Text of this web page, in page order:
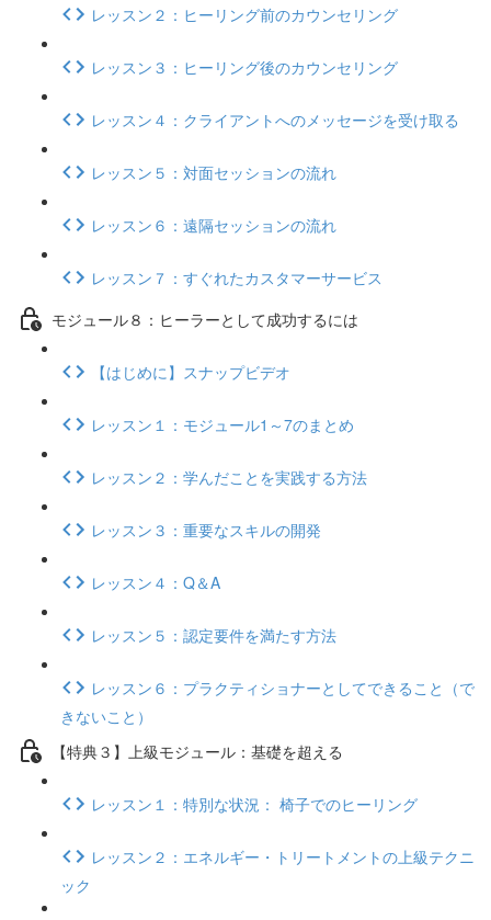
レッスン２：ヒーリング前のカウンセリング
レッスン３：ヒーリング後のカウンセリング
レッスン４：クライアントへのメッセージを受け取る
レッスン５：対面セッションの流れ
レッスン６：遠隔セッションの流れ
レッスン７：すぐれたカスタマーサービス
モジュール８：ヒーラーとして成功するには
【はじめに】スナップビデオ
レッスン１：モジュール1～7のまとめ
レッスン２：学んだことを実践する方法
レッスン３：重要なスキルの開発
レッスン４：Q＆A
レッスン５：認定要件を満たす方法
レッスン６：プラクティショナーとしてできること（で
きないこと）
【特典３】上級モジュール：基礎を超える
レッスン１：特別な状況： 椅子でのヒーリング
レッスン２：エネルギー・トリートメントの上級テクニ
ック